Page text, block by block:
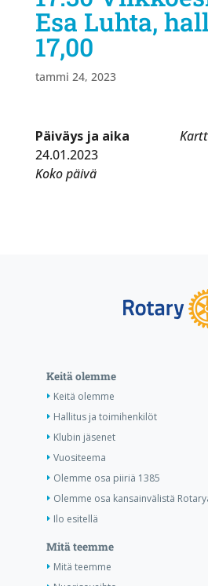
Esa Luhta,
17,00
tammi 24, 2023
Päiväys ja aika
24.01.2023
Koko päivä
Keitä olemme
Keitä olemme
Hallitus ja toimihenkilöt
Klubin jäsenet
Vuositeema
Olemme osa piiriä 1385
Olemme osa kansainvälistä
Ilo esitellä
Mitä teemme
Mitä teemme